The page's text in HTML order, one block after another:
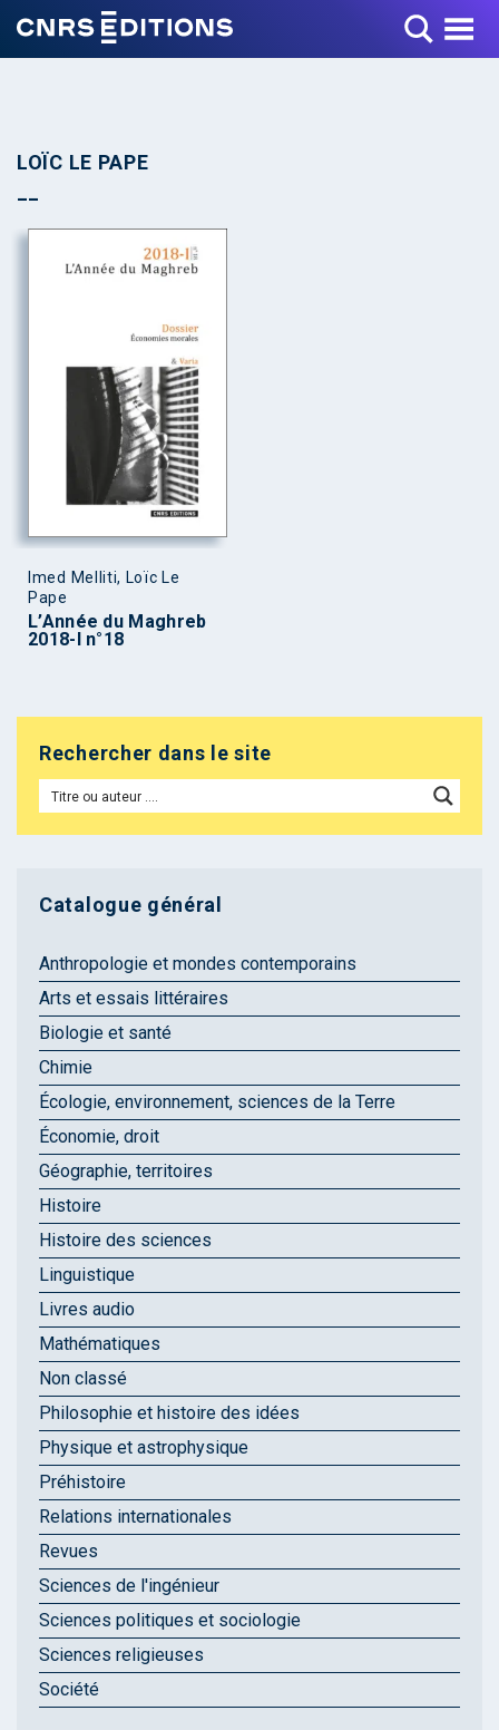
Toggle Menu
LOÏC LE PAPE
Imed Melliti, Loïc Le
Pape
L’Année du Maghreb
2018-I n°18
Rechercher dans le site
Catalogue général
Anthropologie et mondes contemporains
Arts et essais littéraires
Biologie et santé
Chimie
Écologie, environnement, sciences de la Terre
Économie, droit
Géographie, territoires
Histoire
Histoire des sciences
Linguistique
Livres audio
Mathématiques
Non classé
Philosophie et histoire des idées
Physique et astrophysique
Préhistoire
Relations internationales
Revues
Sciences de l'ingénieur
Sciences politiques et sociologie
Sciences religieuses
Société